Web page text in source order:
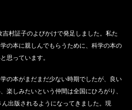
村証子のよびかけで発足しました。私た
の本に親しんでもらうために、科学の本の
思っています。
の本がまだまだ少ない時期でしたが、良い
楽しみたいという仲間は全国にひろがり、
出版されるようになってきました。現